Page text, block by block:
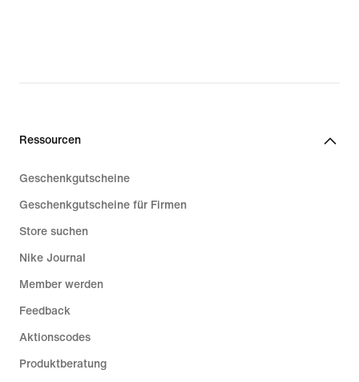
Ressourcen
Geschenkgutscheine
Geschenkgutscheine für Firmen
Store suchen
Nike Journal
Member werden
Feedback
Aktionscodes
Produktberatung